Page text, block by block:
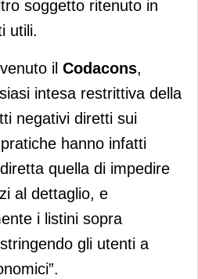
soggetto ritenuto in
utili.
il Codacons,
intesa restrittiva della
negativi diretti sui
hanno infatti
quella di impedire
al dettaglio, e
i listini sopra
gli utenti a